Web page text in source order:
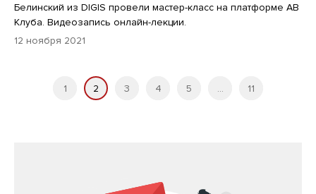
Белинский из DIGIS провели мастер-класс на платформе АВ
Клуба. Видеозапись онлайн-лекции.
12 ноября 2021
1 2 3 4 5 ... 11